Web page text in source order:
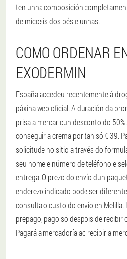
ten unha composición
de micosis dos pés e unhas.
COMO ORDENAR
EXODERMIN
España accedeu recentemente á
páxina web oficial. A duración da
prisa a mercar cun desconto do
conseguir a crema por tan só € 39.
solicitude no sitio a través do
seu nome e número de teléfono e
entrega. O prezo do envío dun
enderezo indicado pode ser
consulta o custo do envío en Melilla.
prepago, pago só despois de recibir
Pagará a mercadoría ao recibir a